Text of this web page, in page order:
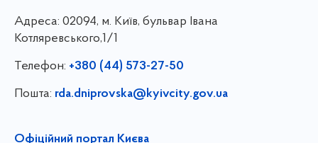
Адреса: 02094, м. Київ, бульвар Івана
Котляревського,1/1
Телефон: +380 (44) 573-27-50
Пошта: rda.dniprovska@kyivcity.gov.ua
Офіційний портал Києва